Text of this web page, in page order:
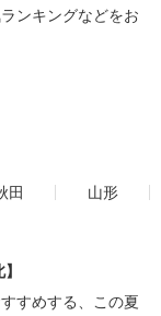
ンキングなどをお
田
山形
すめする、この夏